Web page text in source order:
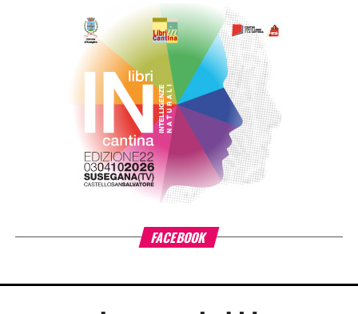
a vederlo prigioniero: decide di far evadere il padre
artificiale, mettendosi in viaggio con lui per strappare al
tempo un’ultima, imprevedibile occasione di confronto.
L’autore usa l’espediente dell’intelligenza artificiale come
una lente d’ingrandimento sui diari e sulla vita vera del
padre. Non c’è nulla di freddo o di tecnologico nel modo in
cui racconta questa fuga: c’è invece la fame di un figlio che
vuole scoprire l’uomo dietro il personaggio, l’ansia di dirsi
le cose ultime e la scoperta amara che nemmeno la
macchina più sofisticata del mondo può risparmiarci il
lavoro sporco di elaborare un lutto.
finzione e verità. Tra le pagine si avverte un bisogno
bellissima: le macchine possono scimmiottare i gesti e la